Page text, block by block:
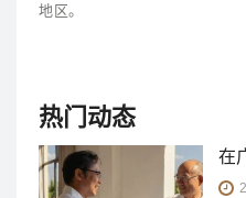
地区。
热门动态
在